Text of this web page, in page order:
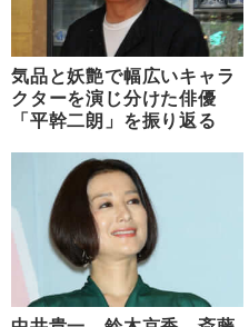
気品と妖艶で幅広いキャラ
クターを演じ分けた俳優
「平幹二朗」を振り返る